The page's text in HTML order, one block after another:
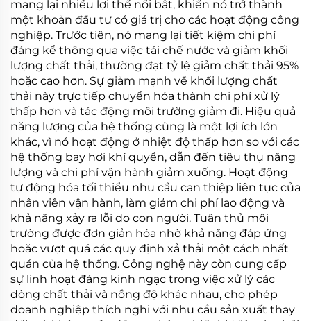
mang lại nhiều lợi thế nổi bật, khiến nó trở thành
một khoản đầu tư có giá trị cho các hoạt động công
nghiệp. Trước tiên, nó mang lại tiết kiệm chi phí
đáng kể thông qua việc tái chế nước và giảm khối
lượng chất thải, thường đạt tỷ lệ giảm chất thải 95%
hoặc cao hơn. Sự giảm mạnh về khối lượng chất
thải này trực tiếp chuyển hóa thành chi phí xử lý
thấp hơn và tác động môi trường giảm đi. Hiệu quả
năng lượng của hệ thống cũng là một lợi ích lớn
khác, vì nó hoạt động ở nhiệt độ thấp hơn so với các
hệ thống bay hơi khí quyển, dẫn đến tiêu thụ năng
lượng và chi phí vận hành giảm xuống. Hoạt động
tự động hóa tối thiểu nhu cầu can thiệp liên tục của
nhân viên vận hành, làm giảm chi phí lao động và
khả năng xảy ra lỗi do con người. Tuân thủ môi
trường được đơn giản hóa nhờ khả năng đáp ứng
hoặc vượt quá các quy định xả thải một cách nhất
quán của hệ thống. Công nghệ này còn cung cấp
sự linh hoạt đáng kinh ngạc trong việc xử lý các
dòng chất thải và nồng độ khác nhau, cho phép
doanh nghiệp thích nghi với nhu cầu sản xuất thay